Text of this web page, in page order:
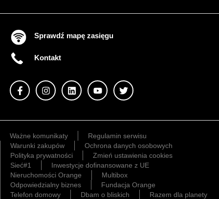
Sprawdź mapę zasięgu
Kontakt
Ważne komunikaty
Regulamin serwisu
Warunki zakupów
Ochrona danych osobowych
Polityka prywatności
Zmień ustawienia cookies
Sieć#1
Inwestycje dofinansowane z UE
Nieruchomości Orange
Multibox
Odpowiedzialny biznes
Fundacja Orange
Telefon domowy
Dbam o bliskich Razem dla planety